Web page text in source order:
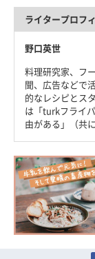
ライタープロフ
野口英世
料理研究家、フ
聞、広告などで
的なレシピとス
は「turkフライ
由がある」（共